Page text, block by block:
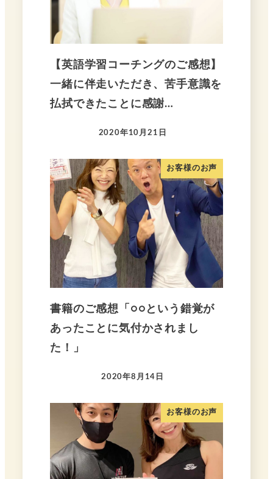
【英語学習コーチングのご感想】
一緒に伴走いただき、苦手意識を
払拭できたことに感謝…
2020年10月21日
お客様のお声
書籍のご感想「○○という錯覚が
あったことに気付かされまし
た！」
2020年8月14日
お客様のお声